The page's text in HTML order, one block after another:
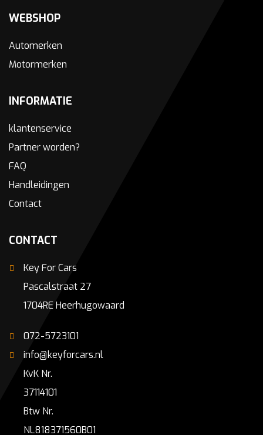
WEBSHOP
Automerken
Motormerken
INFORMATIE
klantenservice
Partner worden?
FAQ
Handleidingen
Contact
CONTACT
Key For Cars
Pascalstraat 27
1704RE Heerhugowaard
072-5723101
info@keyforcars.nl
KvK Nr.
37114101
Btw Nr.
NL818371560B01